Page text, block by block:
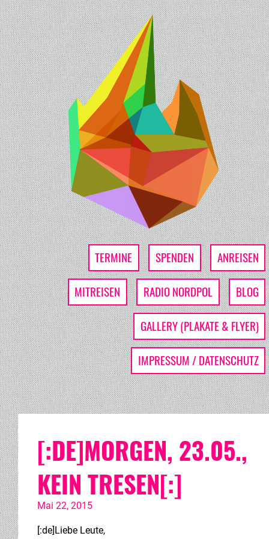
TERMINE SPENDEN
ANREISEN
MITREISEN
RADIO NORDPOL
BLOG
GALLERY (PLAKATE & FLYER)
IMPRESSUM / DATENSCHUTZ
[:DE]MORGEN, 23.05.,
KEIN TRESEN[:]
Mai 22, 2015
[:de]Liebe Leute,